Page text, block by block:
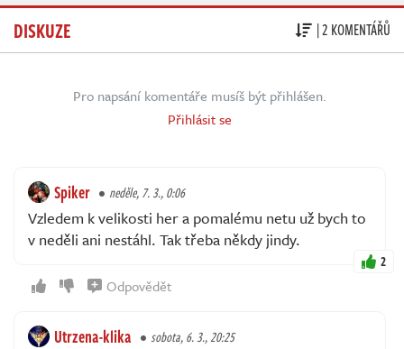
DISKUZE | 2 KOMENTÁŘŮ
Pro napsání komentáře musíš být přihlášen.
Přihlásit se
Spiker neděle, 7. 3., 0:06
Vzledem k velikosti her a pomalému netu už bych to
v neděli ani nestáhl. Tak třeba někdy jindy.
2
Odpovědět
Utrzena-klika sobota, 6. 3., 20:25